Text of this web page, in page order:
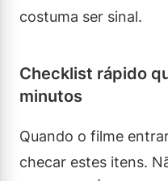
costuma ser sinal.
Checklist rápido
minutos
Quando o filme
checar estes itens.